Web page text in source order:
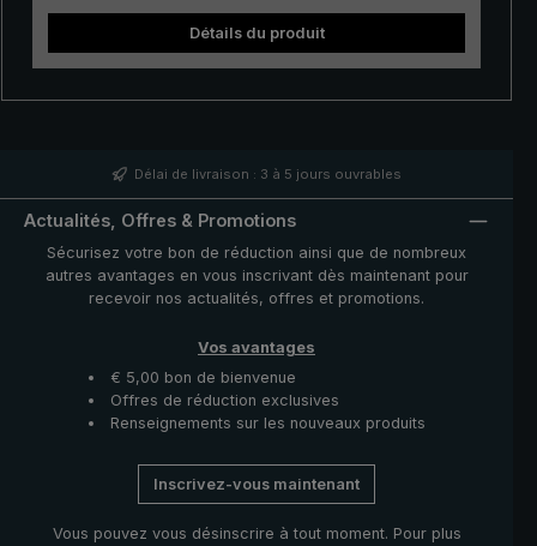
outre très léger et peut donc être porté
confortablement à la main. Qu'il s'agisse d'une courte
averse ou d'une pluie persistante, le très populaire
fiable même dans des conditions météorologiques
Détails du produit
Délai de livraison : 3 à 5 jours ouvrables
Actualités, Offres & Promotions
Sécurisez votre bon de réduction ainsi que de nombreux
autres avantages en vous inscrivant dès maintenant pour
recevoir nos actualités, offres et promotions.
Vos avantages
€ 5,00 bon de bienvenue
Offres de réduction exclusives
Renseignements sur les nouveaux produits
Inscrivez-vous maintenant
Vous pouvez vous désinscrire à tout moment. Pour plus